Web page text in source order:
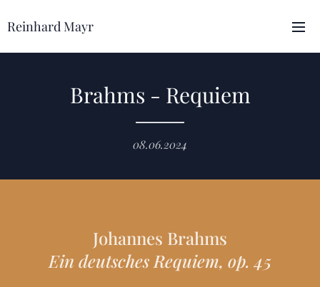
Reinhard Mayr
Brahms - Requiem
08.06.2024
Johannes Brahms
Ein deutsches Requiem, op. 45